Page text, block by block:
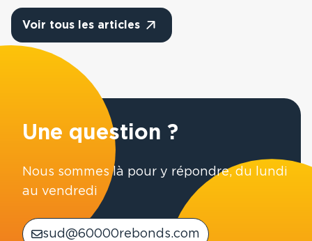
Voir tous les articles
Une question ?
Nous sommes là pour y répondre, du lundi
au vendredi
sud@60000rebonds.com